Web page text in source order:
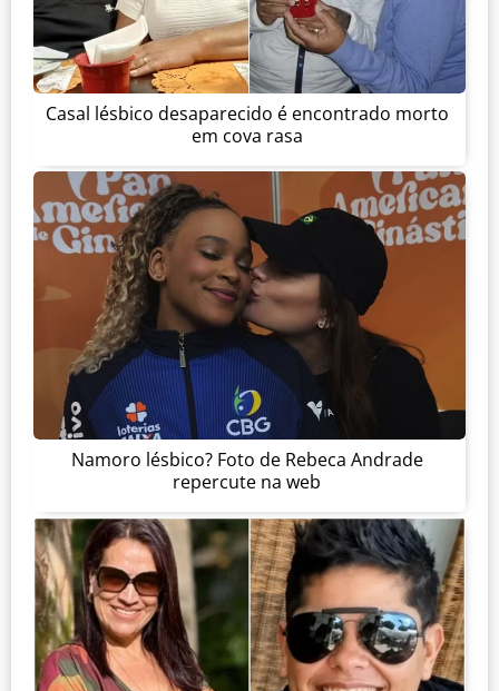
Casal lésbico desaparecido é encontrado morto
em cova rasa
Namoro lésbico? Foto de Rebeca Andrade
repercute na web